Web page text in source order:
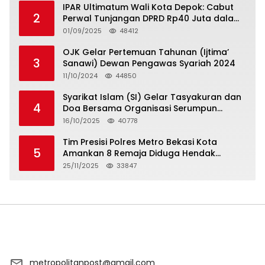
metropolitanpost@gmail.com
Privacy Policy
Indeks Berita